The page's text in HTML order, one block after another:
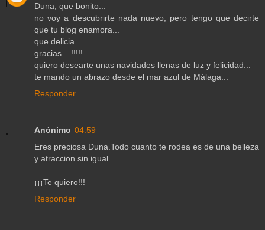
Duna, que bonito...
no voy a descubrirte nada nuevo, pero tengo que decirte
que tu blog enamora...
que delicia...
gracias....!!!!!
quiero desearte unas navidades llenas de luz y felicidad...
te mando un abrazo desde el mar azul de Málaga...
Responder
Anónimo 04:59
Eres preciosa Duna.Todo cuanto te rodea es de una belleza
y atraccion sin igual.
¡¡¡Te quiero!!!
Responder